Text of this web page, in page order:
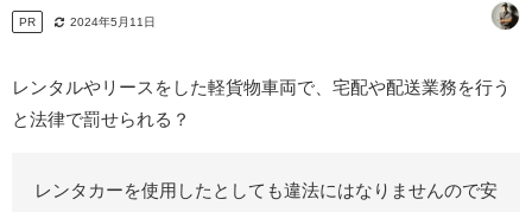
PR 2024年5月11日
レンタルやリースをした軽貨物車両で、宅配や配送業務を行う
と法律で罰せられる？
レンタカーを使用したとしても違法にはなりませんので安